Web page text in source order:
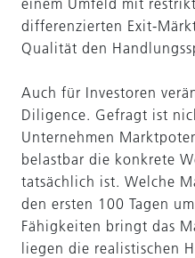
einem Umfeld mit
differenzierten Exit-
Qualität den
Auch für Investoren
Diligence. Gefragt ist
Unternehmen
belastbar die konkrete
tatsächlich ist. Welche
den ersten 100 Tagen
Fähigkeiten bringt das
liegen die realistischen